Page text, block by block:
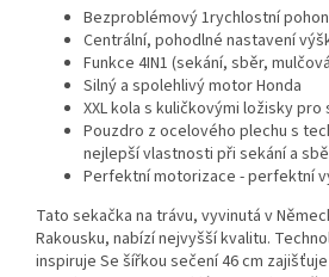
Bezproblémový 1rychlostní
Centrální, pohodlné nastavení
Funkce 4IN1 (sekání, sběr,
Silný a spolehlivý motor Honda
XXL kola s kuličkovými ložisky pro
Pouzdro z ocelového plechu s
nejlepší vlastnosti při sekání a
Perfektní motorizace - perfektní
Tato sekačka na trávu, vyvinutá v
Rakousku, nabízí nejvyšší kvalitu.
inspiruje Se šířkou sečení 46 cm